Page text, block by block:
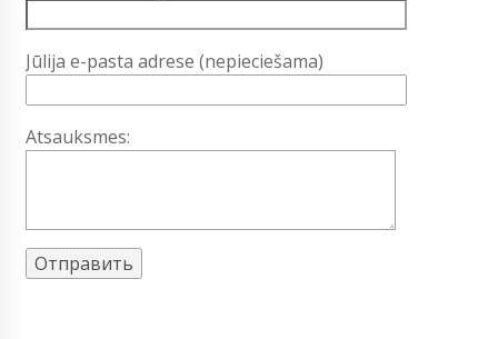
Jūlija e-pasta adrese (nepieciešama)
Atsauksmes: